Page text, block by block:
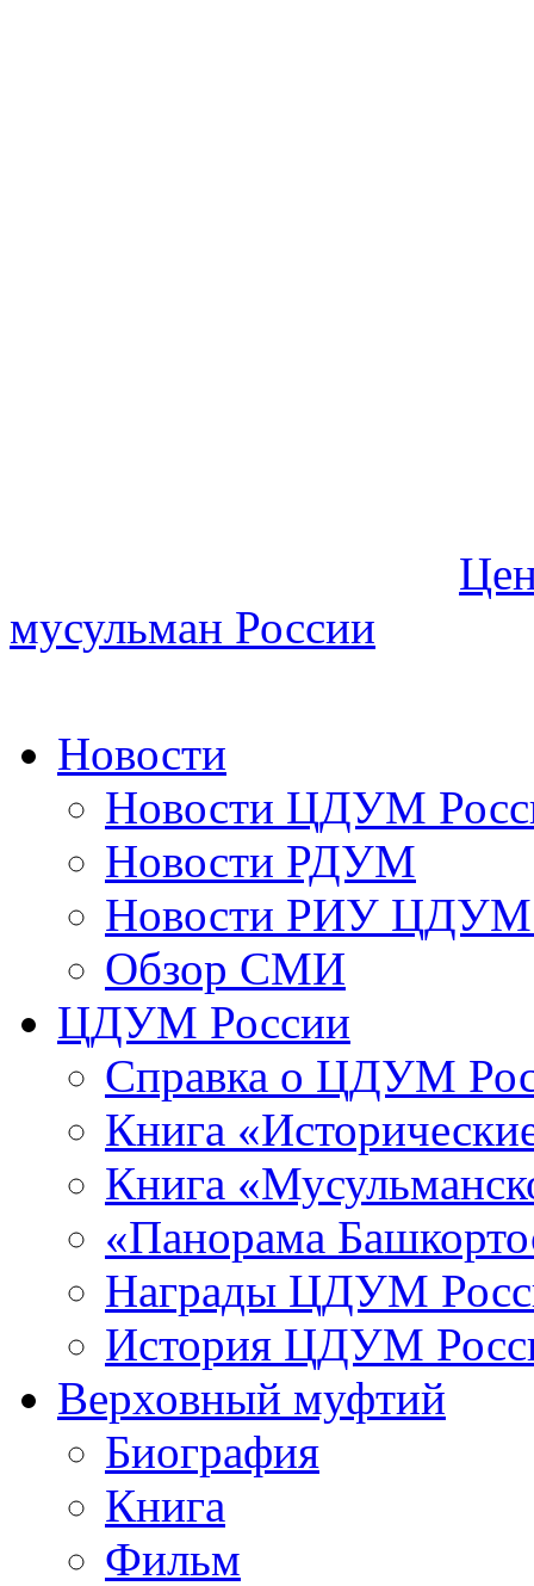
мусульман России
Новости
Новости ЦДУМ
Новости РДУМ
Новости РИУ ЦДУМ
Обзор СМИ
ЦДУМ России
Справка о ЦДУМ
Книга
Книга
«Панорама
Награды ЦДУМ
История ЦДУМ
Верховный муфтий
Биография
Книга
Фильм